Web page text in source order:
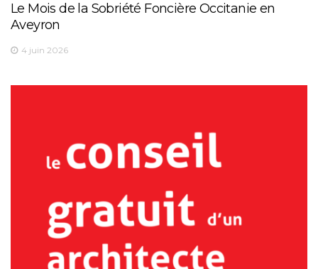
Le Mois de la Sobriété Foncière Occitanie en
Aveyron
4 juin 2026